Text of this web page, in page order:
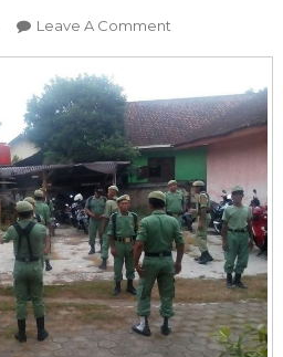
Leave A CommentOn
Pemilukada
Desa
Klampok